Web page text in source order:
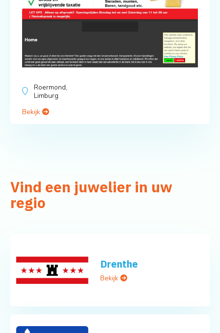
Roermond,
Limburg
Bekijk
Vind een juwelier in uw
regio
Drenthe
Bekijk